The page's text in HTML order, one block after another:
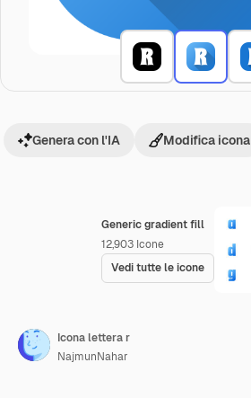
Generic gradient fill
12,903 Icone
Vedi tutte le icone
Genera con l'IA Modifica icona
Icona lettera r
NajmunNahar